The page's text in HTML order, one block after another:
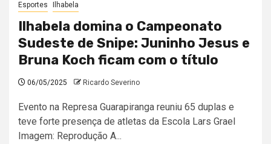
Esportes Ilhabela
Ilhabela domina o Campeonato
Sudeste de Snipe: Juninho Jesus e
Bruna Koch ficam com o título
06/05/2025 Ricardo Severino
Evento na Represa Guarapiranga reuniu 65 duplas e
teve forte presença de atletas da Escola Lars Grael
Imagem: Reprodução A...